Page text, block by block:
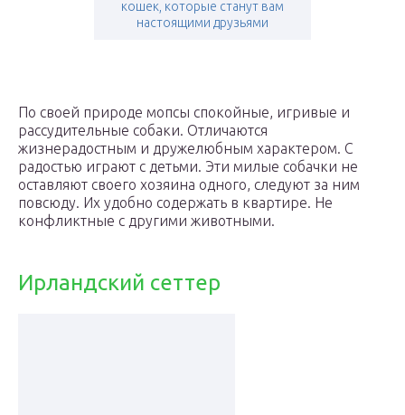
кошек, которые станут вам
настоящими друзьями
По своей природе мопсы спокойные, игривые и
рассудительные собаки. Отличаются
жизнерадостным и дружелюбным характером. С
радостью играют с детьми. Эти милые собачки не
оставляют своего хозяина одного, следуют за ним
повсюду. Их удобно содержать в квартире. Не
конфликтные с другими животными.
Ирландский сеттер